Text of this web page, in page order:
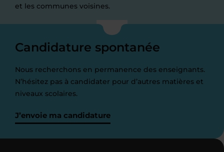
et les communes voisines.
Candidature spontanée
Nous recherchons en permanence des enseignants.
N’hésitez pas à candidater pour d’autres matières et
niveaux scolaires.
J’envoie ma candidature